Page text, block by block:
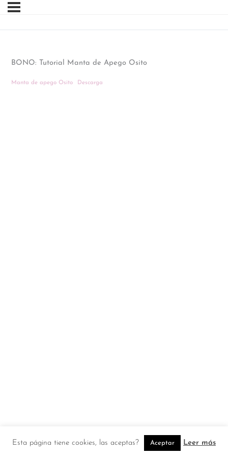
BONO: Tutorial Manta de Apego Osito
Manta de apego Osito Descarga
Esta página tiene cookies, las aceptas? Aceptar Leer más